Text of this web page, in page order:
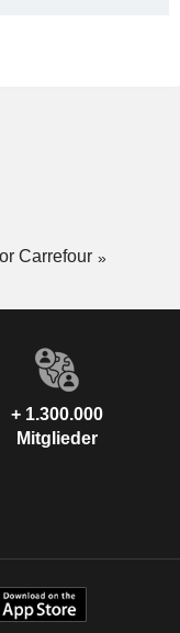
Carrefour
+ 1.300.000
Mitglieder